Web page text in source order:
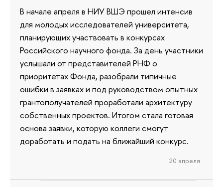
В начале апреля в НИУ ВШЭ прошел интенсив
для молодых исследователей университета,
планирующих участвовать в конкурсах
Российского научного фонда. За день участники
услышали от представителей РНФ о
приоритетах Фонда, разобрали типичные
ошибки в заявках и под руководством опытных
грантополучателей проработали архитектуру
собственных проектов. Итогом стала готовая
основа заявки, которую коллеги смогут
доработать и подать на ближайший конкурс.
20 апреля